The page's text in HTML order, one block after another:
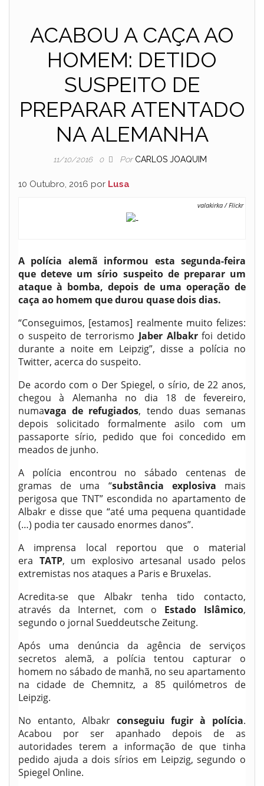
ACABOU A CAÇA AO
HOMEM: DETIDO
SUSPEITO DE
PREPARAR ATENTADO
NA ALEMANHA
11/10/2016 0 Por CARLOS JOAQUIM
10 Outubro, 2016 por Lusa
valakirka / Flickr
A polícia alemã informou esta segunda-feira
que deteve um sírio suspeito de preparar um
ataque à bomba, depois de uma operação de
caça ao homem que durou quase dois dias.
“Conseguimos, [estamos] realmente muito felizes:
o suspeito de terrorismo Jaber Albakrfoi detido
durante a noite em Leipzig”, disse a polícia no
Twitter, acerca do suspeito.
De acordo com o Der Spiegel, o sírio, de 22 anos,
chegou à Alemanha no dia 18 de fevereiro,
numavaga de refugiados, tendo duas semanas
depois solicitado formalmente asilo com um
passaporte sírio, pedido que foi concedido em
meados de junho.
A polícia encontrou no sábado centenas de
gramas de uma “substância explosiva mais
perigosa que TNT” escondida no apartamento de
Albakr e disse que “até uma pequena quantidade
(…) podia ter causado enormes danos”.
A imprensa local reportou que o material
era TATP, um explosivo artesanal usado pelos
extremistas nos ataques a Paris e Bruxelas.
Acredita-se que Albakr tenha tido contacto,
através da Internet, com o Estado Islâmico,
segundo o jornal Sueddeutsche Zeitung.
Após uma denúncia da agência de serviços
secretos alemã, a polícia tentou capturar o
homem no sábado de manhã, no seu apartamento
na cidade de Chemnitz, a 85 quilómetros de
Leipzig.
No entanto, Albakr conseguiu fugir à polícia.
Acabou por ser apanhado depois de as
autoridades terem a informação de que tinha
pedido ajuda a dois sírios em Leipzig, segundo o
Spiegel Online.